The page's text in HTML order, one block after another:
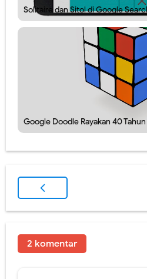
Solitaire dan Sitol di Google
Google Doodle Rayakan 40
2 komentar